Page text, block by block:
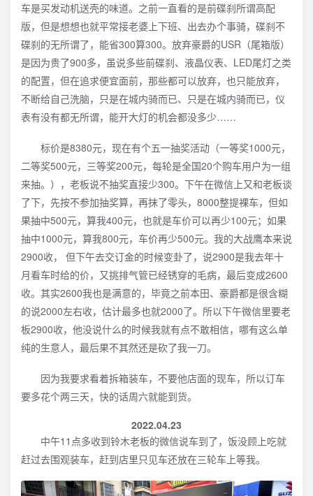
车是买发动机送壳的味道。之前一直看的是前碟刹所谓高配
版，但是想想也就平常接老婆上下班、出去办个事骑，碟刹不
碟刹的无所谓了，能省300算300。放弃豪爵的USR（尾箱版）
是因为贵了900多，虽说多些前碟刹、液晶仪表、LED尾灯之类
的配置，但在追求便宜面前，那些都可以放弃，也只能放弃，
不断给自己洗脑，只是在城内骑而已、只是在城内骑而已，仪
表有没有都无所谓，能开大灯的机会都没多少……
标价是8380元，现在有个五一抽奖活动（一等奖1000元，
二等奖500元，三等奖200元，每轮是全国20个购车用户为一组
来抽。），老板说不抽奖直接少300。下午在微信上又和老板谈
了下，先按不参加抽奖算，再抹了零头，8000整提裸车，但如
果抽中500元，算我400元，也就是车价可以再少100元；如果
抽中1000元，算我800元，车价再少500元。我的大战鹰本来说
2900收， 但下午去交订金的时候变卦了，说2900是我去年十
月看车时给的价，又挑排气管已经锈穿的毛病，最后变成2600
收。其实2600我也是满意的，毕竟之前本田、豪爵都是很含糊
的说2000左右收，估计最多也就2000了。所以下午微信里要老
板2900收，他没说什么的时候我就有点不敢相信，哪有这么单
纯的生意人，最后果不其然还是砍了我一刀。
因为我要求看着拆箱装车，不要他店面的现车，所以订车
要多花个两三天，快的话周六就能到货。
2022.04.23
中午11点多收到铃木老板的微信说车到了，饭没顾上吃就
赶过去围观装车，赶到店里只见车还放在三轮车上等我。